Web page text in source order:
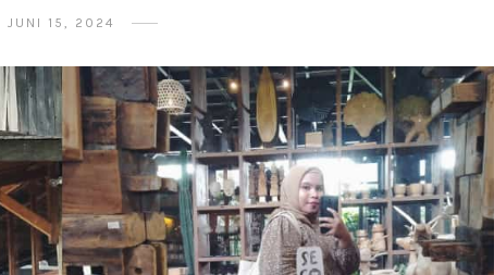
JUNI 15, 2024